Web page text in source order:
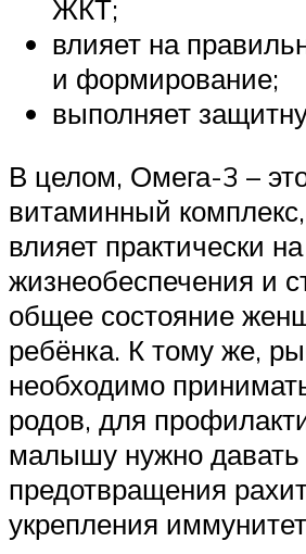
ЖКТ;
влияет на
и формирование;
выполняет
В целом, Омега-3 –
витаминный
влияет практически
жизнеобеспечения и
общее состояние
ребёнка. К тому же,
необходимо
родов, для
малышу нужно давать
предотвращения
укрепления